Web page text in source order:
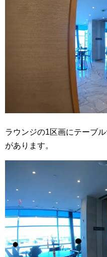
ラウンジの1区画にテーブ
があります。